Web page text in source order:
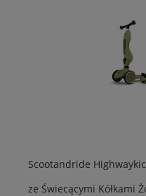
Scootandride
ze Świecącymi Kółkami